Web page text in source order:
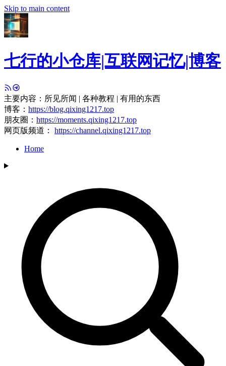
Skip to main content
七行的小仓库|互联网记忆|博客
主要内容：所见所闻 | 各种教程 | 有用的东西
博客： https://blog.qixing1217.top
朋友圈： https://moments.qixing1217.top
网页版频道： https://channel.qixing1217.top
Home